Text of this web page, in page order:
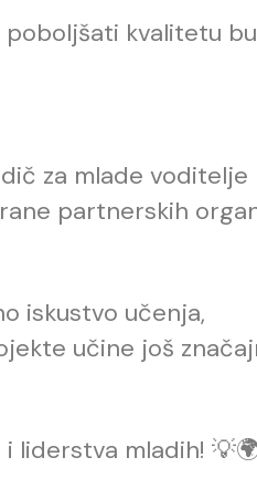
kvalitetu
za mlade voditelje
partnerskih
iskustvo učenja,
učine još
liderstva mladih!